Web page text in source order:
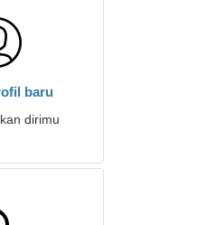
baru
dirimu